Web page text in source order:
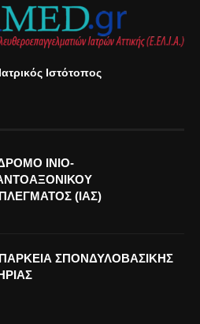
Ιστότοπος
ΙΝΙΟ-
(ΙΑΣ)
ΣΠΟΝΔΥΛΟΒΑΣΙΚΗΣ